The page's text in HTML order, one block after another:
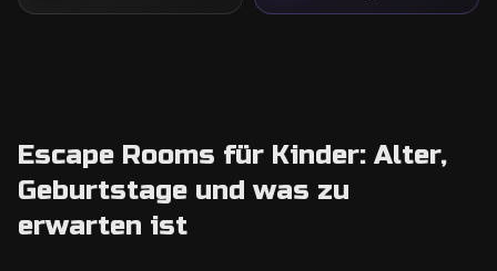
Escape Rooms für Kinder: Alter,
Geburtstage und was zu
erwarten ist